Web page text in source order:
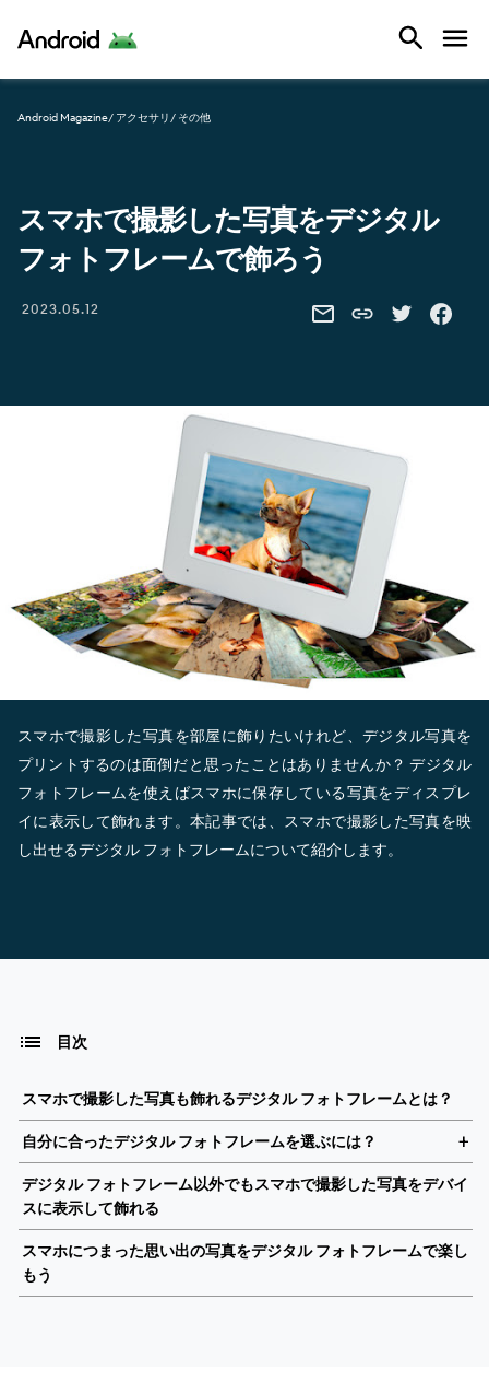
Android
Android Magazine/ アクセサリ/ その他
スマホで撮影した写真をデジタル
フォトフレームで飾ろう
2023.05.12 SHARE THIS VIA EMAIL
Share this link
SHARE THIS
SHARE
スマホで撮影した写真を部屋に飾りたいけれど、デジタル写真を
プリントするのは面倒だと思ったことはありませんか？ デジタル
フォトフレームを使えばスマホに保存している写真をディスプレ
イに表示して飾れます。本記事では、スマホで撮影した写真を映
し出せるデジタル フォトフレームについて紹介します。
目次
スマホで撮影した写真も飾れるデジタル フォトフレームとは？
自分に合ったデジタル フォトフレームを選ぶには？
デジタル フォトフレーム以外でもスマホで撮影した写真をデバイ
スに表示して飾れる
スマホにつまった思い出の写真をデジタル フォトフレームで楽し
もう